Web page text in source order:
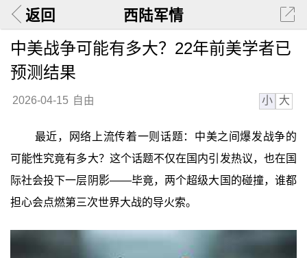
返回 西陆军情
中美战争可能有多大？22年前美学者已
预测结果
2026-04-15 自由 小 大
最近，网络上流传着一则话题：中美之间爆发战争的
可能性究竟有多大？这个话题不仅在国内引发热议，也在国
际社会投下一层阴影——毕竟，两个超级大国的碰撞，谁都
担心会点燃第三次世界大战的导火索。